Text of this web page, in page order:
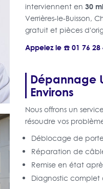
interviennent en 30
Verrières-le-Buisson,
gratuit et pièces
Appelez le ☎️ 01 76 28
Dépannage
Environs
Nous offrons un
résoudre vos
Déblocage de
Réparation de
Remise en état
Diagnostic complet